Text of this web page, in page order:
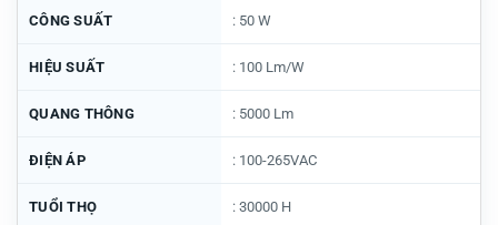
CÔNG SUẤT : 50 W
HIỆU SUẤT : 100 Lm/W
QUANG THÔNG : 5000 Lm
ĐIỆN ÁP : 100-265VAC
TUỔI THỌ : 30000 H